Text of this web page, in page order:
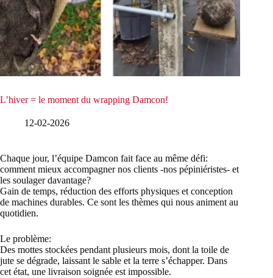
L’hiver = le moment du wrapping Damcon!
12-02-2026
Chaque jour, l’équipe Damcon fait face au même défi:
comment mieux accompagner nos clients -nos pépiniéristes- et
les soulager davantage?
Gain de temps, réduction des efforts physiques et conception
de machines durables. Ce sont les thèmes qui nous animent au
quotidien.
Le problème:
Des mottes stockées pendant plusieurs mois, dont la toile de
jute se dégrade, laissant le sable et la terre s’échapper. Dans
cet état, une livraison soignée est impossible.